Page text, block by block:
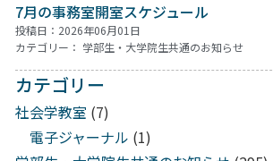
7月の事務室開室スケジュール
投稿日：2026年06月01日
カテゴリー： 学部生・大学院生共通のお知らせ
カテゴリー
社会学教室 (7)
電子ジャーナル (1)